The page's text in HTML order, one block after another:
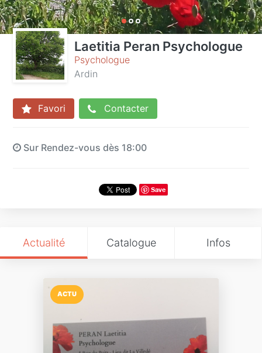
Laetitia Peran Psychologue
Psychologue
Ardin
Favori Contacter
Sur Rendez-vous dès 18:00
Save
Actualité Catalogue Infos
ACTU